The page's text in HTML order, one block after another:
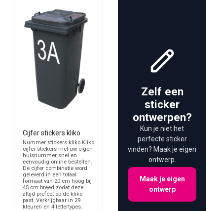
Cijfer stickers kliko
Nummer stickers kliko Kliko
cijfer stickers met uw eigen
huisnummer snel en
eenvoudig online bestellen.
De cijfer combinatie word
geleverd in een totaal
formaat van 20 cm hoog bij
45 cm breed zodat deze
altijd prefect op de kliko
past. Verkrijgbaar in 29
kleuren en 4 lettertypes.
Zelf een
sticker
ontwerpen?
Kun je niet het
perfecte sticker
vinden? Maak je eigen
ontwerp.
Maak je eigen
ontwerp